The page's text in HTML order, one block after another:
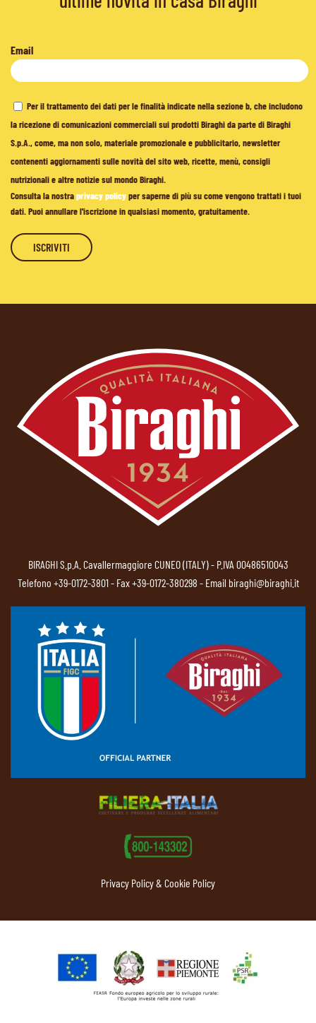
Email
Per il trattamento dei dati per le finalità indicate nella sezione b, che includono
la ricezione di comunicazioni commerciali sui prodotti Biraghi da parte di Biraghi
S.p.A., come, ma non solo, materiale promozionale e pubblicitario, newsletter
contenenti aggiornamenti sulle novità del sito web, ricette, menù, consigli
nutrizionali e altre notizie sul mondo Biraghi.
Consulta la nostraprivacy policyper saperne di più su come vengono trattati i tuoi
dati. Puoi annullare l'iscrizione in qualsiasi momento, gratuitamente.
BIRAGHI S.p.A. Cavallermaggiore CUNEO (ITALY) - P.IVA 00486510043
Telefono +39-0172-3801- Fax +39-0172-380298 - Email biraghi@biraghi.it
Privacy Policy & Cookie Policy